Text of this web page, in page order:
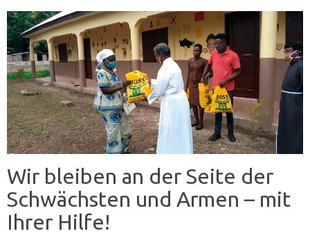
Wir bleiben an der Seite der
Schwächsten und Armen – mit
Ihrer Hilfe!